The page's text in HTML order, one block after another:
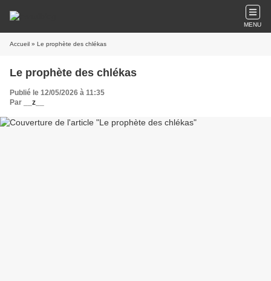
MENU
Accueil » Le prophète des chlékas
Le prophète des chlékas
Publié le 12/05/2026 à 11:35
Par
__z__